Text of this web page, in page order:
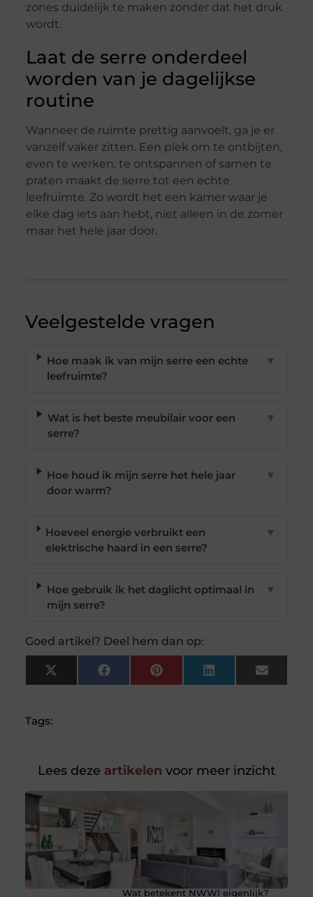
zones duidelijk te maken zonder dat het druk
wordt.
Laat de serre onderdeel
worden van je dagelijkse
routine
Wanneer de ruimte prettig aanvoelt, ga je er
vanzelf vaker zitten. Een plek om te ontbijten,
even te werken, te ontspannen of samen te
praten maakt de serre tot een echte
leefruimte. Zo wordt het een kamer waar je
elke dag iets aan hebt, niet alleen in de zomer
maar het hele jaar door.
Veelgestelde vragen
Hoe maak ik van mijn serre een echte
leefruimte?
▼
Wat is het beste meubilair voor een
serre?
▼
Hoe houd ik mijn serre het hele jaar
door warm?
▼
Hoeveel energie verbruikt een
elektrische haard in een serre?
▼
Hoe gebruik ik het daglicht optimaal in
mijn serre?
▼
Goed artikel? Deel hem dan op:
X
(Twitter)
FacebookPinterest LinkedIn Email
Tags:
Lees deze artikelen voor meer inzicht
Wat betekent NWWI eigenlijk?